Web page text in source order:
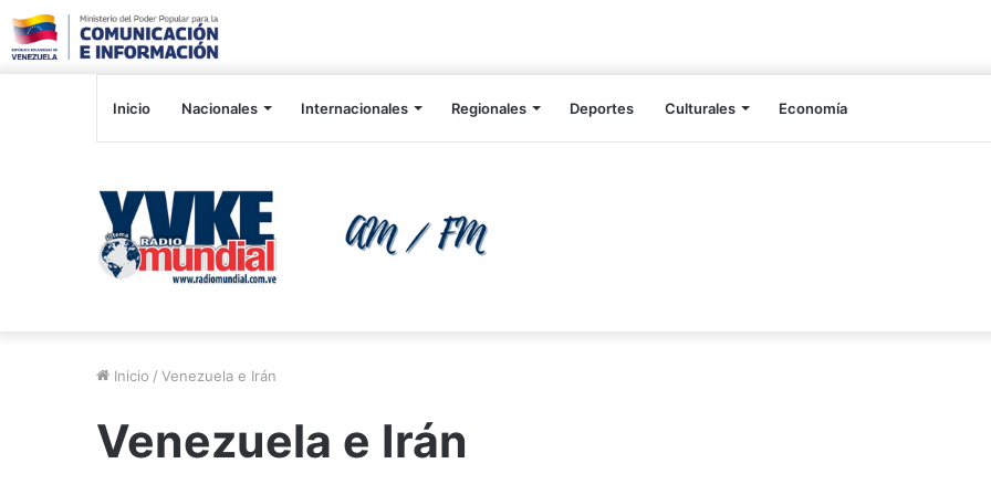
Inicio Nacionales Internacionales Regionales Deportes Culturales Economía
Inicio / Venezuela e Irán
Venezuela e Irán